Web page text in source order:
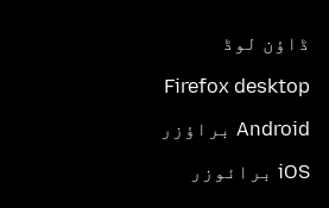
ڈاؤن لوڈ
Firefox desktop
Android براؤزر
iOS برائوزر